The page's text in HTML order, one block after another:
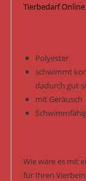
Tierbedarf
Polyester
schwimmt
dadurch gut
mit Geräusch
Wie wäre es mit
für Ihren